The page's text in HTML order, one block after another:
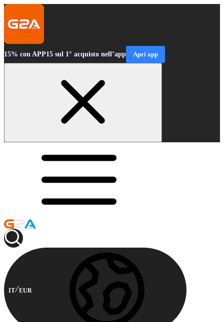
15% con APP15 sul 1° acquisto nell’app Apri app
IT EUR